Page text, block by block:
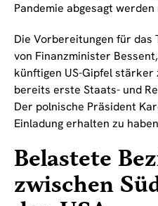
Pandemie abgesagt werden
Die Vorbereitungen für das
von Finanzminister
künftigen US-Gipfel
bereits erste Staats- und
Der polnische Präsident
Einladung erhalten zu
Belastete
zwischen